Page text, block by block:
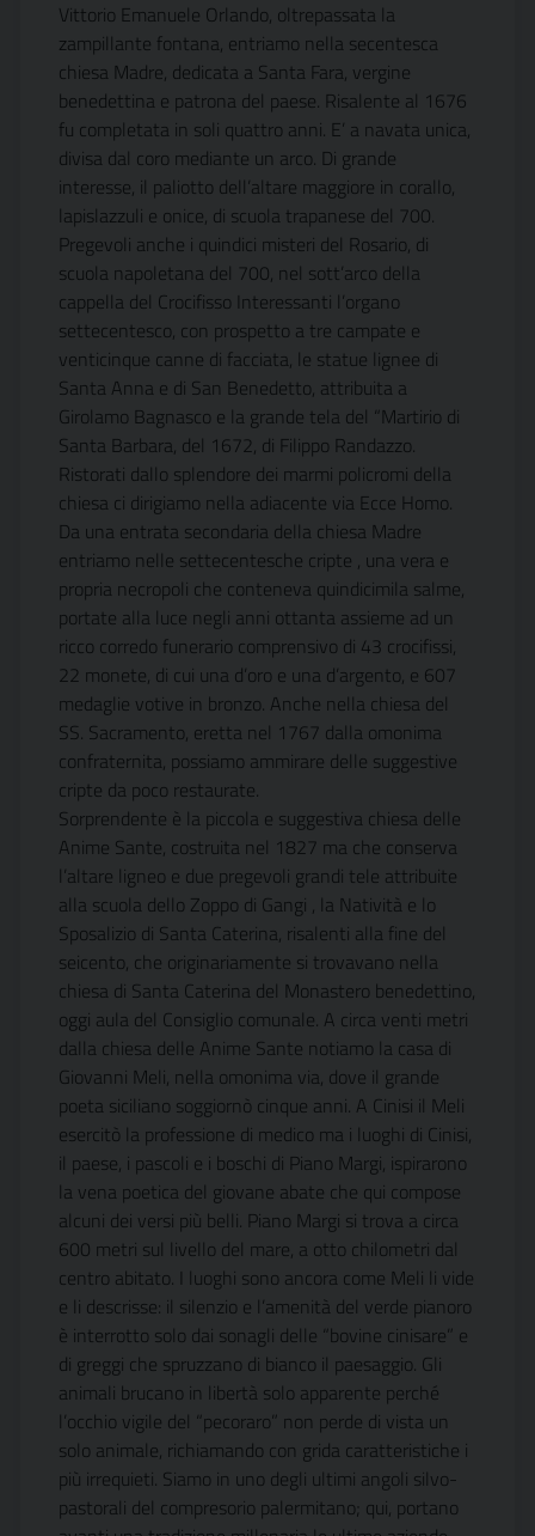
Vittorio Emanuele Orlando, oltrepassata la
zampillante fontana, entriamo nella secentesca
chiesa Madre, dedicata a Santa Fara, vergine
benedettina e patrona del paese. Risalente al 1676
fu completata in soli quattro anni. E’ a navata unica,
divisa dal coro mediante un arco. Di grande
interesse, il paliotto dell’altare maggiore in corallo,
lapislazzuli e onice, di scuola trapanese del 700.
Pregevoli anche i quindici misteri del Rosario, di
scuola napoletana del 700, nel sott’arco della
cappella del Crocifisso Interessanti l’organo
settecentesco, con prospetto a tre campate e
venticinque canne di facciata, le statue lignee di
Santa Anna e di San Benedetto, attribuita a
Girolamo Bagnasco e la grande tela del “Martirio di
Santa Barbara, del 1672, di Filippo Randazzo.
Ristorati dallo splendore dei marmi policromi della
chiesa ci dirigiamo nella adiacente via Ecce Homo.
Da una entrata secondaria della chiesa Madre
entriamo nelle settecentesche cripte , una vera e
propria necropoli che conteneva quindicimila salme,
portate alla luce negli anni ottanta assieme ad un
ricco corredo funerario comprensivo di 43 crocifissi,
22 monete, di cui una d’oro e una d’argento, e 607
medaglie votive in bronzo. Anche nella chiesa del
SS. Sacramento, eretta nel 1767 dalla omonima
confraternita, possiamo ammirare delle suggestive
cripte da poco restaurate.
Sorprendente è la piccola e suggestiva chiesa delle
Anime Sante, costruita nel 1827 ma che conserva
l’altare ligneo e due pregevoli grandi tele attribuite
alla scuola dello Zoppo di Gangi , la Natività e lo
Sposalizio di Santa Caterina, risalenti alla fine del
seicento, che originariamente si trovavano nella
chiesa di Santa Caterina del Monastero benedettino,
oggi aula del Consiglio comunale. A circa venti metri
dalla chiesa delle Anime Sante notiamo la casa di
Giovanni Meli, nella omonima via, dove il grande
poeta siciliano soggiornò cinque anni. A Cinisi il Meli
esercitò la professione di medico ma i luoghi di Cinisi,
il paese, i pascoli e i boschi di Piano Margi, ispirarono
la vena poetica del giovane abate che qui compose
alcuni dei versi più belli. Piano Margi si trova a circa
600 metri sul livello del mare, a otto chilometri dal
centro abitato. I luoghi sono ancora come Meli li vide
e li descrisse: il silenzio e l’amenità del verde pianoro
è interrotto solo dai sonagli delle “bovine cinisare” e
di greggi che spruzzano di bianco il paesaggio. Gli
animali brucano in libertà solo apparente perché
l’occhio vigile del “pecoraro” non perde di vista un
solo animale, richiamando con grida caratteristiche i
più irrequieti. Siamo in uno degli ultimi angoli silvo-
pastorali del compresorio palermitano; qui, portano